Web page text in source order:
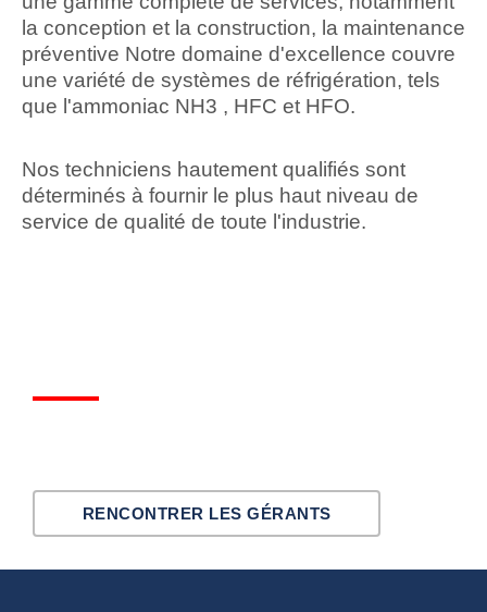
la conception et la construction, la maintenance
préventive Notre domaine d'excellence couvre
une variété de systèmes de réfrigération, tels
que l'ammoniac NH3 , HFC et HFO.
Nos techniciens hautement qualifiés sont
déterminés à fournir le plus haut niveau de
service de qualité de toute l'industrie.
RENCONTRER LES GÉRANTS